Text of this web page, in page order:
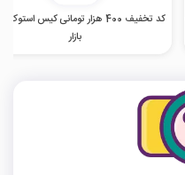
کد تخفیف 400 هزار تومانی کیس
بازار